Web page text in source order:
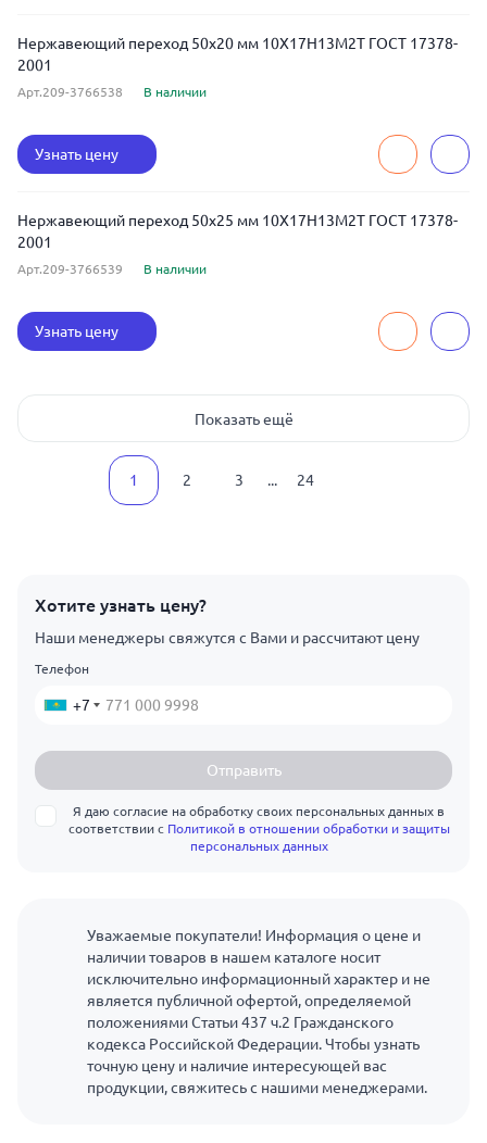
Нержавеющий переход 50x20 мм 10Х17Н13М2Т ГОСТ 17378-
2001
Арт.209-3766538 В наличии
Узнать цену
Нержавеющий переход 50x25 мм 10Х17Н13М2Т ГОСТ 17378-
2001
Арт.209-3766539 В наличии
Узнать цену
Показать ещё
1 2 3 ... 24
Хотите узнать цену?
Наши менеджеры свяжутся с Вами и рассчитают цену
Телефон
+7
Отправить
Я даю согласие на обработку своих персональных данных в
соответствии с Политикой в отношении обработки и защиты
персональных данных
Уважаемые покупатели! Информация о цене и
наличии товаров в нашем каталоге носит
исключительно информационный характер и не
является публичной офертой, определяемой
положениями Статьи 437 ч.2 Гражданского
кодекса Российской Федерации. Чтобы узнать
точную цену и наличие интересующей вас
продукции, свяжитесь с нашими менеджерами.